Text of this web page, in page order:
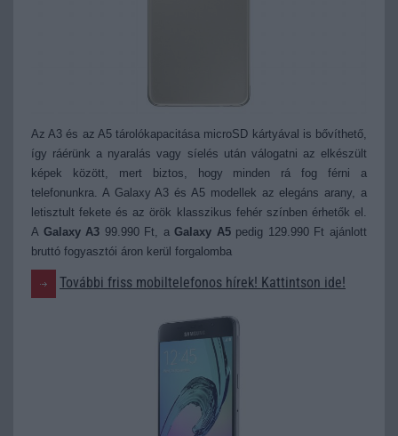
Az A3 és az A5 tárolókapacitása microSD kártyával is bővíthető,
így ráérünk a nyaralás vagy síelés után válogatni az elkészült
képek között, mert biztos, hogy minden rá fog férni a
telefonunkra. A Galaxy A3 és A5 modellek az elegáns arany, a
letisztult fekete és az örök klasszikus fehér színben érhetők el.
A Galaxy A3 99.990 Ft, aGalaxy A5pedig 129.990 Ft ajánlott
bruttó fogyasztói áron kerül forgalomba
További friss mobiltelefonos hírek! Kattintson ide!